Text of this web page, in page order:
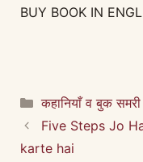
BUY BOOK IN
Categories
कहानियाँ व बुक समरी
Five Steps Jo
karte hai